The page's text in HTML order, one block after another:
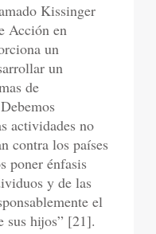
Kissinger
Acción en
un
un
de
actividades no
contra los países
poner énfasis
y de las
el
sus hijos” [21].